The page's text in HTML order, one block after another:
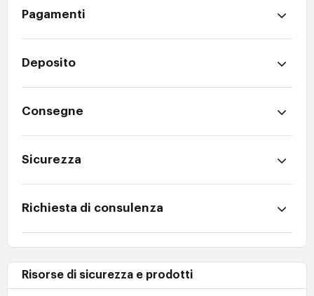
Pagamenti
Deposito
Consegne
Sicurezza
Richiesta di consulenza
Risorse di sicurezza e prodotti